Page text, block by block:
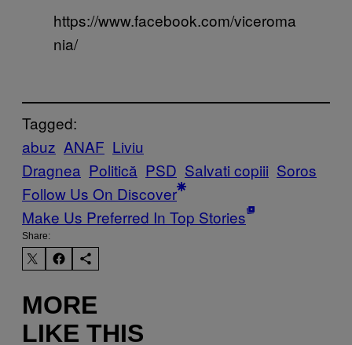
https://www.facebook.com/viceroma
nia/
Tagged:
abuz ANAF Liviu
Dragnea Politică PSD Salvati copiii Soros
Follow Us On Discover
Make Us Preferred In Top Stories
Share:
MORE
LIKE THIS